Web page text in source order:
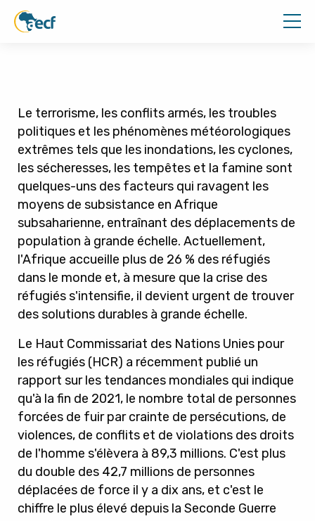
Le terrorisme, les conflits armés, les troubles
politiques et les phénomènes météorologiques
extrêmes tels que les inondations, les cyclones,
les sécheresses, les tempêtes et la famine sont
quelques-uns des facteurs qui ravagent les
moyens de subsistance en Afrique
subsaharienne, entraînant des déplacements de
population à grande échelle. Actuellement,
l'Afrique accueille plus de 26 % des réfugiés
dans le monde et, à mesure que la crise des
réfugiés s'intensifie, il devient urgent de trouver
des solutions durables à grande échelle.
Le Haut Commissariat des Nations Unies pour
les réfugiés (HCR) a récemment publié un
rapport sur les tendances mondiales qui indique
qu'à la fin de 2021, le nombre total de personnes
forcées de fuir par crainte de persécutions, de
violences, de conflits et de violations des droits
de l'homme s'élèvera à 89,3 millions. C'est plus
du double des 42,7 millions de personnes
déplacées de force il y a dix ans, et c'est le
chiffre le plus élevé depuis la Seconde Guerre